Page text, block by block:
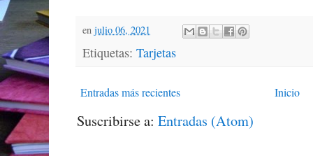
en julio 06, 2021
Etiquetas: Tarjetas
Entradas más recientes Inicio
Suscribirse a: Entradas (Atom)